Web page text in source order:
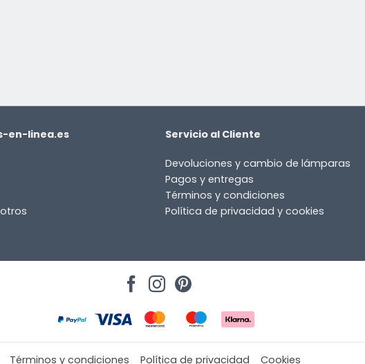
en-linea.es Servicio al Cliente
Devoluciones y cambio de lámparas
Pagos y entregas
Términos y condiciones
Política de privacidad y cookies
Términos y condiciones Política de privacidad Cookies